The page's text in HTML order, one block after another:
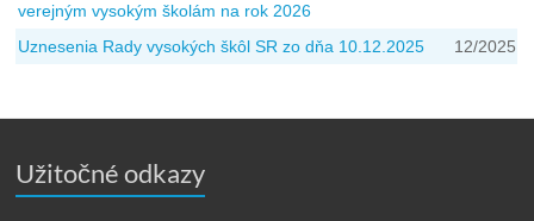
verejným vysokým školám na rok 2026
Uznesenia Rady vysokých škôl SR zo dňa 10.12.2025 12/2025
Užitočné odkazy